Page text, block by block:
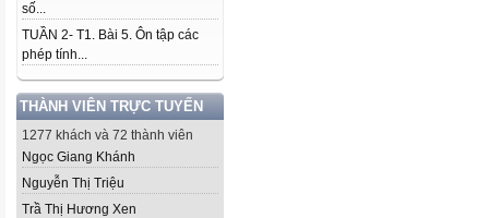
số...
TUẦN 2- T1. Bài 5. Ôn tập các
phép tính...
THÀNH VIÊN TRỰC TUYẾN
1277 khách và 72 thành viên
Ngọc Giang Khánh
Nguyễn Thị Triệu
Trầ Thị Hương Xen